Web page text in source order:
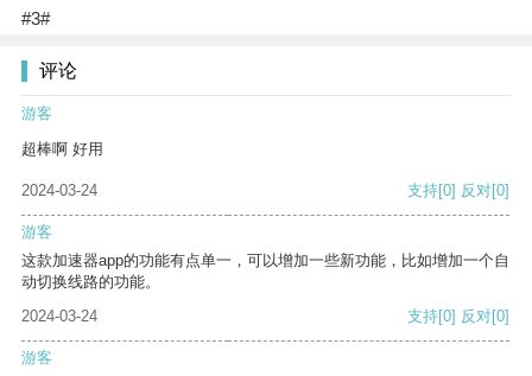
#3#
评论
游客
超棒啊 好用
2024-03-24 支持[0] 反对[0]
游客
这款加速器app的功能有点单一，可以增加一些新功能，比如增加一个自
动切换线路的功能。
2024-03-24
支持[0] 反对[0]
游客